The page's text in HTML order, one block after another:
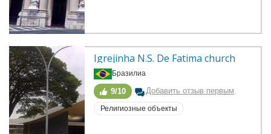
Igrejinha N.S. De Fatima church
Бразилиа
9/10 Добавить отзыв первым
Религиозные объекты